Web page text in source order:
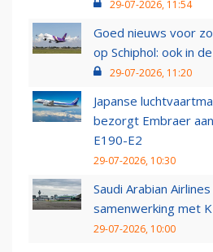
29-07-2026, 11:54
Goed nieuws voor
op Schiphol: ook in
29-07-2026, 11:20
Japanse
bezorgt Embraer
E190-E2
29-07-2026, 10:30
Saudi Arabian
samenwerking met
29-07-2026, 10:00